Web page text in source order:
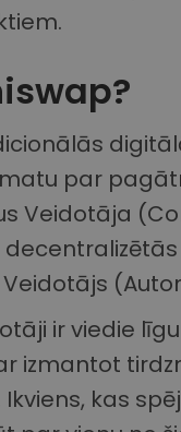
par
Veidotāja
ir viedie
izmantot
kas